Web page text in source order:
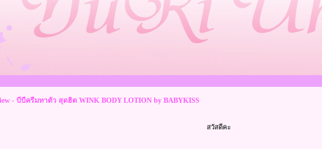
- บีบีครีมทาตัว สุดฮิต WINK BODY LOTION by BABYKISS
สวัสดีคะ